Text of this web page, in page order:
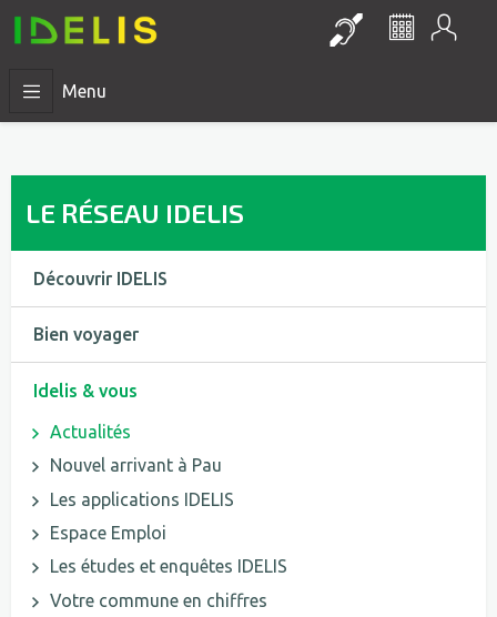
Lien vers la
Le
Menu
LE RÉSEAU IDELIS
Découvrir IDELIS
Bien voyager
Idelis & vous
Actualités
Nouvel arrivant à Pau
Les applications IDELIS
Espace Emploi
Les études et enquêtes IDELIS
Votre commune en chiffres